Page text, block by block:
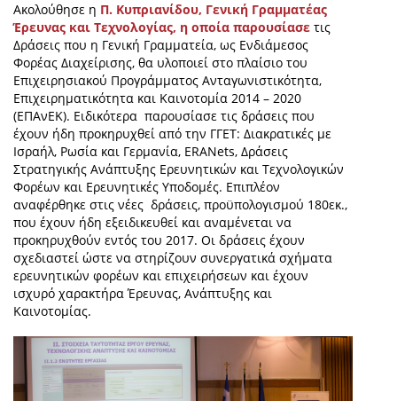
Ακολούθησε η Π. Κυπριανίδου, Γενική Γραμματέας
Έρευνας και Τεχνολογίας, η οποία παρουσίασε τις
Δράσεις που η Γενική Γραμματεία, ως Ενδιάμεσος
Φορέας Διαχείρισης, θα υλοποιεί στο πλαίσιο του
Επιχειρησιακού Προγράμματος Ανταγωνιστικότητα,
Επιχειρηματικότητα και Καινοτομία 2014 – 2020
(ΕΠΑνΕΚ). Ειδικότερα παρουσίασε τις δράσεις που
έχουν ήδη προκηρυχθεί από την ΓΓΕΤ: Διακρατικές με
Ισραήλ, Ρωσία και Γερμανία, ERANets, Δράσεις
Στρατηγικής Ανάπτυξης Ερευνητικών και Τεχνολογικών
Φορέων και Ερευνητικές Υποδομές. Επιπλέον
αναφέρθηκε στις νέες δράσεις, προϋπολογισμού 180εκ.,
που έχουν ήδη εξειδικευθεί και αναμένεται να
προκηρυχθούν εντός του 2017. Οι δράσεις έχουν
σχεδιαστεί ώστε να στηρίζουν συνεργατικά σχήματα
ερευνητικών φορέων και επιχειρήσεων και έχουν
ισχυρό χαρακτήρα Έρευνας, Ανάπτυξης και
Καινοτομίας.